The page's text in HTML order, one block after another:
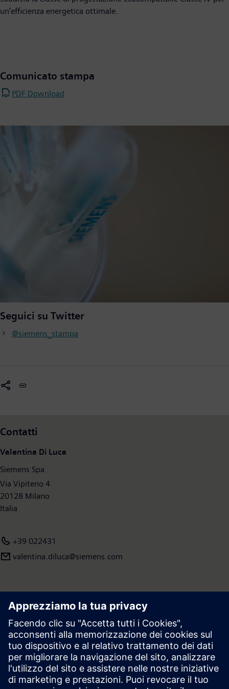
un’efficienza energetica ottimale.
Comunicato stampa
PDF Download
Seguici su Twitter
@siemens_stampa
Contatti
Valentina Di Luca
Siemens Spa
Via Vipiteno 4
20128 Milano
Italia
+39 022431
valentina.diluca@siemens.com
Area stampa | Azienda | Siemens
© Siemens 1996 – 2026